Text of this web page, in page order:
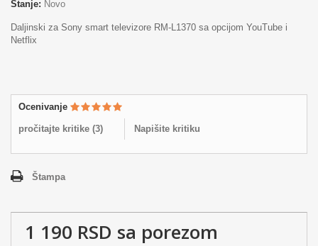
Stanje: Novo
Daljinski za Sony smart televizore RM-L1370 sa opcijom YouTube i
Netflix
Ocenivanje
pročitajte kritike (3) Napišite kritiku
Štampa
1 190 RSD sa porezom